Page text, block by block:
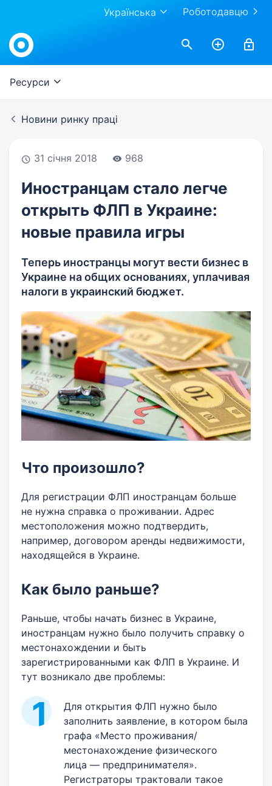
Роботодавцю
Українська
Work.ua
Ресурси
Новини ринку праці
31 січня 2018 968
Иностранцам стало легче
открыть ФЛП в Украине:
новые правила игры
Теперь иностранцы могут вести бизнес в
Украине на общих основаниях, уплачивая
налоги в украинский бюджет.
Что произошло?
Для регистрации ФЛП иностранцам больше
не нужна справка о проживании. Адрес
местоположения можно подтвердить,
например, договором аренды недвижимости,
находящейся в Украине.
Как было раньше?
Раньше, чтобы начать бизнес в Украине,
иностранцам нужно было получить справку о
местонахождении и быть
зарегистрированными как ФЛП в Украине. И
тут возникало две проблемы:
Для открытия ФЛП нужно было
заполнить заявление, в котором была
графа «Место проживания/
местонахождение физического
лица — предпринимателя».
Регистраторы трактовали такое